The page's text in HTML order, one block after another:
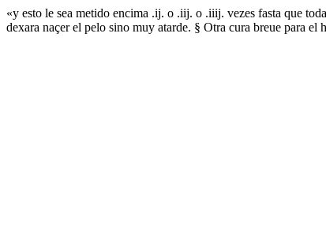
«y esto le sea metido encima .ij. o .iij. o .iiij. vezes fasta que
dexara naçer el pelo sino muy atarde. § Otra cura breue para